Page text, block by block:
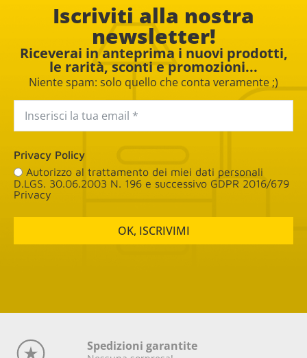
Iscriviti alla nostra
newsletter!
Riceverai in anteprima i nuovi prodotti,
le rarità, sconti e promozioni...
Niente spam: solo quello che conta veramente ;)
Privacy Policy
Autorizzo al trattamento dei miei dati personali
D.LGS. 30.06.2003 N. 196 e successivo GDPR 2016/679
Privacy
OK, ISCRIVIMI
Spedizioni garantite